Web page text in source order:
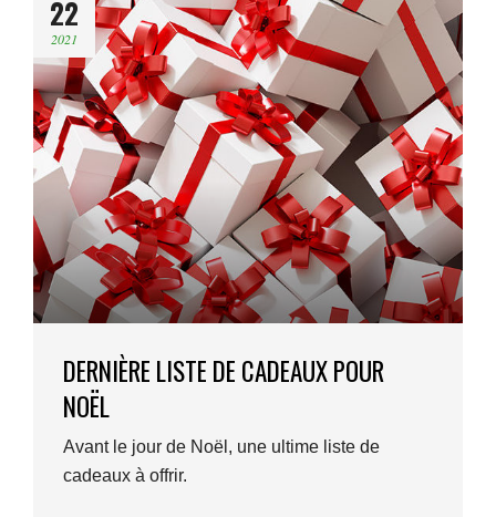
22
2021
DERNIÈRE LISTE DE CADEAUX POUR
NOËL
Avant le jour de Noël, une ultime liste de
cadeaux à offrir.